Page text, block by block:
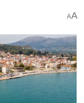
AA